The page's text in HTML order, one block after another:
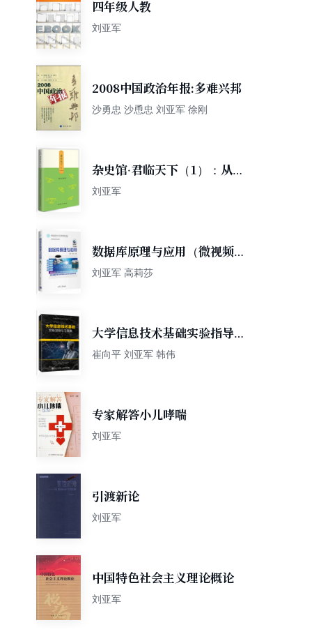
四年级人教
刘亚军
2008中国政治年报:多难兴邦
沙勇忠 沙恿忠 刘亚军 徐刚
杂史馆·君临天下（1）：从秦
始皇到曹操
刘亚军
数据库原理与应用（微视频
版）/教育部高等学校电工电子
刘亚军 高莉莎
大学信息技术基础实验指导与
习题集
崔向平 刘亚军 韩伟
专家解答小儿哮喘
刘亚军
引渡新论
刘亚军
中国特色社会主义理论概论
刘亚军